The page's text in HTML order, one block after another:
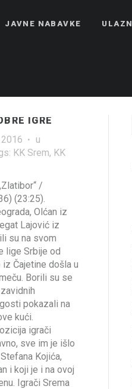
JAVNE NABAVKE
IGRE
· u
KK Srem, KK
/
(23:25).
Olćan iz
Lajović iz
su na svom
lige Srbije od
Čajetine došla u
Borili su se
pokazali na
kući.
igrači
sve im je išlo
Kojića,
i koji je i na ovoj
Igrači Srema